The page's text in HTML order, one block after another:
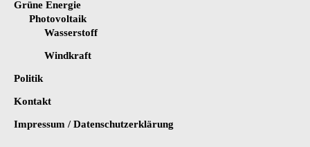
Grüne Energie
Photovoltaik
Wasserstoff
Windkraft
Politik
Kontakt
Impressum / Datenschutzerklärung